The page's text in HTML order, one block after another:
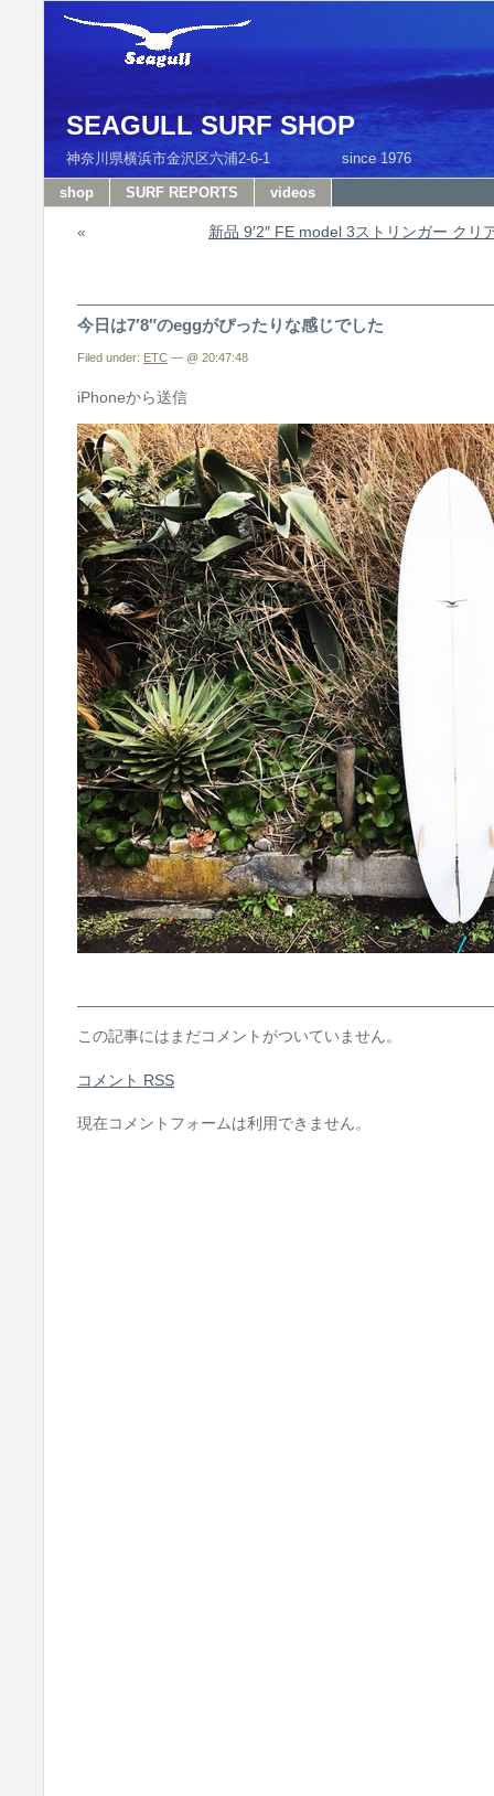
SEAGULL SURF SHOP
神奈川県横浜市金沢区六浦2-6-1 since
shop SURF REPORTS videos
« 新品 9′2″ FE model 3ストリンガー ク
今日は7′8″のeggがぴったりな感じでした
Filed under: ETC — @ 20:47:48
iPhoneから送信
この記事にはまだコメントがついていません。
コメント RSS
現在コメントフォームは利用できません。